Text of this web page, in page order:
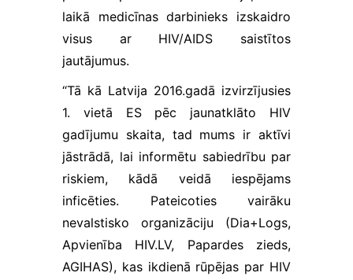
laikā medicīnas darbinieks izskaidro
visus ar HIV/AIDS saistītos
jautājumus.
“Tā kā Latvija 2016.gadā izvirzījusies
1. vietā ES pēc jaunatklāto HIV
gadījumu skaita, tad mums ir aktīvi
jāstrādā, lai informētu sabiedrību par
riskiem, kādā veidā iespējams
inficēties. Pateicoties vairāku
nevalstisko organizāciju (Dia+Logs,
Apvienība HIV.LV, Papardes zieds,
AGIHAS), kas ikdienā rūpējas par HIV